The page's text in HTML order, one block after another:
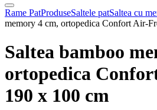
Rame PatProduseSaltele patSaltea cu
memory 4 cm, ortopedica Confort Air-
Saltea bamboo
ortopedica
190 x 100 cm